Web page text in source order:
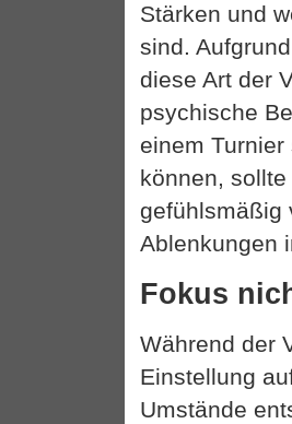
Stärken und
sind.
diese Art der
psychische
einem
können,
gefühlsmäßig
Ablenkungen
Fokus
Während der
Einstellung
Umstände